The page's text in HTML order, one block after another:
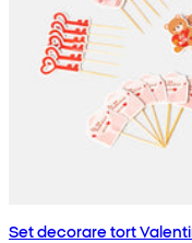
Set decorare tort